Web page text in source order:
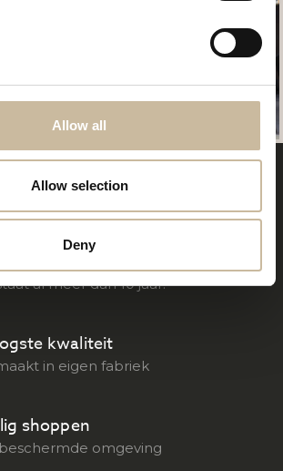
Allow all
Allow selection
Deny
verzending
al meer dan 10 jaar.
kwaliteit
in eigen fabriek
shoppen
omgeving